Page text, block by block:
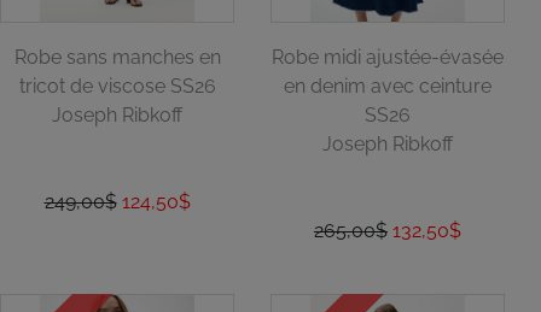
Robe sans manches en
tricot de viscose SS26
Joseph Ribkoff
249,00$ 124,50$
Robe midi ajustée-évasée
en denim avec ceinture
SS26
Joseph Ribkoff
265,00$ 132,50$